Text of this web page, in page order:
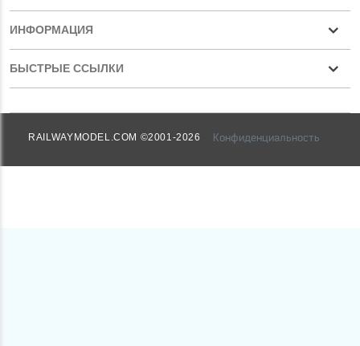
ИНФОРМАЦИЯ
БЫСТРЫЕ ССЫЛКИ
RAILWAYMODEL.COM ©2001-2026 Конфиденциальность